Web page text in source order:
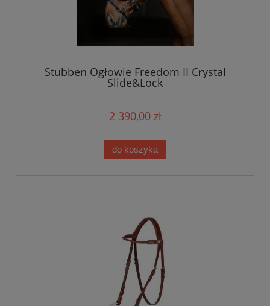
Stubben Ogłowie Freedom II Crystal
Slide&Lock
2 390,00 zł
do koszyka